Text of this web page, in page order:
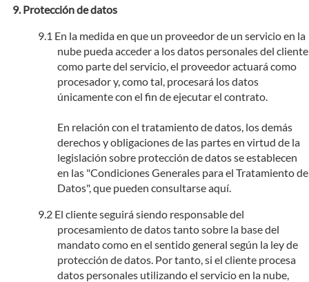
Protección de datos
En la medida en que un proveedor de un servicio en la
nube pueda acceder a los datos personales del cliente
como parte del servicio, el proveedor actuará como
procesador y, como tal, procesará los datos
únicamente con el fin de ejecutar el contrato.
En relación con el tratamiento de datos, los demás
derechos y obligaciones de las partes en virtud de la
legislación sobre protección de datos se establecen
en las "Condiciones Generales para el Tratamiento de
Datos", que pueden consultarse aquí.
El cliente seguirá siendo responsable del
procesamiento de datos tanto sobre la base del
mandato como en el sentido general según la ley de
protección de datos. Por tanto, si el cliente procesa
datos personales utilizando el servicio en la nube,